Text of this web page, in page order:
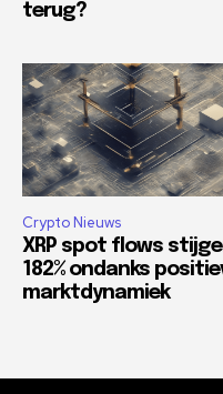
terug?
Crypto Nieuws
XRP spot flows
182% ondanks
marktdynamiek